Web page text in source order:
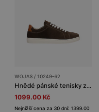
WOJAS / 10249-62
Hnědé pánské tenisky z velurové štípané kůže
1099.00 Kč
Nejnižší cena za 30 dní: 1399.00